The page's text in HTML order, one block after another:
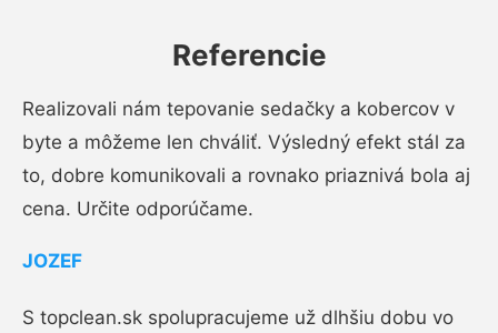
Referencie
Realizovali nám tepovanie sedačky a kobercov v
byte a môžeme len chváliť. Výsledný efekt stál za
to, dobre komunikovali a rovnako priaznivá bola aj
cena. Určite odporúčame.
JOZEF
S topclean.sk spolupracujeme už dlhšiu dobu vo